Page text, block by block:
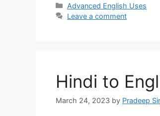
Categories
Advanced English Uses
Leave a comment
Hindi to
March 24, 2023 by Pradeep Sir